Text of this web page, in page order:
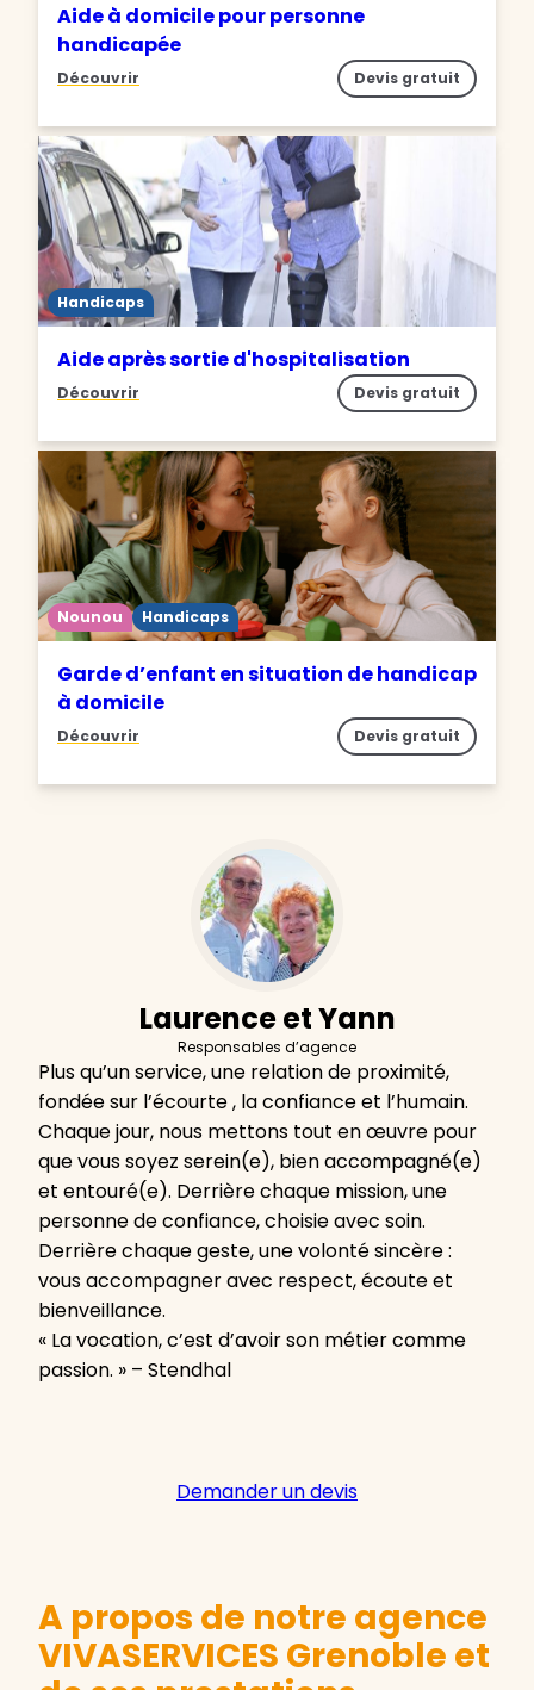
Aide à domicile pour personne
handicapée
Découvrir Devis gratuit
Handicaps
Aide après sortie d'hospitalisation
Découvrir Devis gratuit
Nounou Handicaps
Garde d’enfant en situation de handicap
à domicile
Découvrir Devis gratuit
Laurence et Yann
Responsables d’agence
Plus qu’un service, une relation de proximité,
fondée sur l’écourte , la confiance et l’humain.
Chaque jour, nous mettons tout en œuvre pour
que vous soyez serein(e), bien accompagné(e)
et entouré(e). Derrière chaque mission, une
personne de confiance, choisie avec soin.
Derrière chaque geste, une volonté sincère :
vous accompagner avec respect, écoute et
bienveillance.
« La vocation, c’est d’avoir son métier comme
passion. » – Stendhal
Demander un devis
A propos de notre agence
VIVASERVICES Grenoble et